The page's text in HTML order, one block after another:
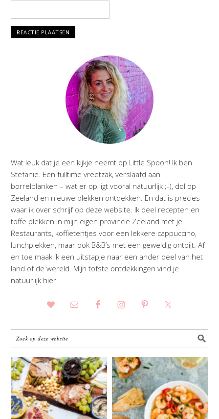
Wat leuk dat je een kijkje neemt op Little Spoon! Ik ben
Stefanie. Een fulltime vreetzak, verslaafd aan
borrelplanken – wat er op ligt vooral natuurlijk ;-), dol op
Zeeland en nieuwe plekken ontdekken. En dat is precies
waar ik over schrijf op deze website. Ik deel recepten en
toffe plekken in mijn eigen provincie Zeeland met je.
Restaurants, koffietentjes voor een lekkere cappuccino,
lunchplekken, maar ook B&B’s met een geweldig ontbijt. Af
en toe maak ik een uitstapje naar een ander deel van het
land of de wereld. Mijn tofste ontdekkingen vind je
natuurlijk hier.